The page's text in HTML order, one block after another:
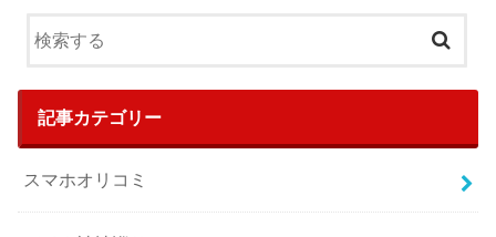
記事カテゴリー
スマホオリコミ